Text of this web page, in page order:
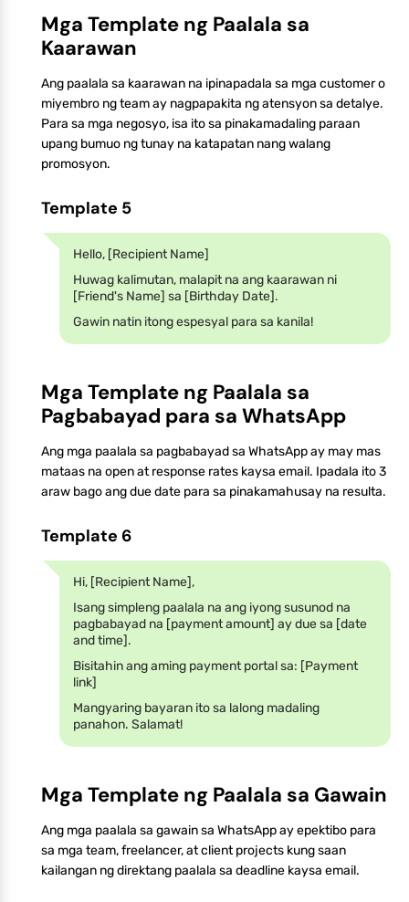
Mga Template ng Paalala sa
Kaarawan
Ang paalala sa kaarawan na ipinapadala sa mga customer o
miyembro ng team ay nagpapakita ng atensyon sa detalye.
Para sa mga negosyo, isa ito sa pinakamadaling paraan
upang bumuo ng tunay na katapatan nang walang
promosyon.
Template 5
Hello, [Recipient Name]
Huwag kalimutan, malapit na ang kaarawan ni
[Friend's Name] sa [Birthday Date].
Gawin natin itong espesyal para sa kanila!
Mga Template ng Paalala sa
Pagbabayad para sa WhatsApp
Ang mga paalala sa pagbabayad sa WhatsApp ay may mas
mataas na open at response rates kaysa email. Ipadala ito 3
araw bago ang due date para sa pinakamahusay na resulta.
Template 6
Hi, [Recipient Name],
Isang simpleng paalala na ang iyong susunod na
pagbabayad na [payment amount] ay due sa [date
and time].
Bisitahin ang aming payment portal sa: [Payment
link]
Mangyaring bayaran ito sa lalong madaling
panahon. Salamat!
Mga Template ng Paalala sa Gawain
Ang mga paalala sa gawain sa WhatsApp ay epektibo para
sa mga team, freelancer, at client projects kung saan
kailangan ng direktang paalala sa deadline kaysa email.